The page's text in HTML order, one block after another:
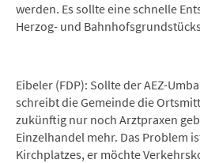
werden. Es sollte eine schnelle
Herzog- und
Eibeler (FDP): Sollte der AEZ-
schreibt die Gemeinde die
zukünftig nur noch Arztpraxen
Einzelhandel mehr. Das Problem
Kirchplatzes, er möchte